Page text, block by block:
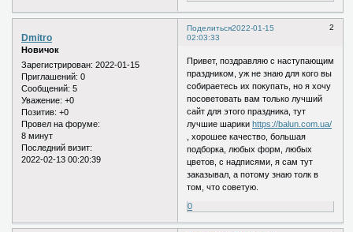
Поделиться 2
2022-01-15
02:03:33
Dmitro
Новичок
Зарегистрирован: 2022-01-15
Приглашений: 0
Сообщений: 5
Уважение: +0
Позитив: +0
Провел на форуме:
8 минут
Последний визит:
2022-02-13 00:20:39
Привет, поздравляю с наступающим
праздником, уж не знаю для кого вы
собираетесь их покупать, но я хочу
посоветовать вам только лучший
сайт для этого праздника, тут
лучшие шарикиhttps://balun.com.ua/
, хорошее качество, большая
подборка, любых форм, любых
цветов, с надписями, я сам тут
заказывал, а потому знаю толк в
том, что советую.
0